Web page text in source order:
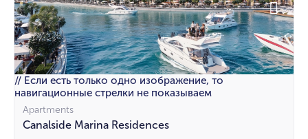
// Если есть только одно изображение, то
навигационные стрелки не показываем
Apartments
Canalside Marina Residences